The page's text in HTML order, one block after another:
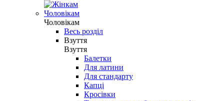
Чоловікам
Чоловікам
Весь розділ
Взуття
Взуття
Балетки
Для латини
Для стандарту
Капці
Кросівки